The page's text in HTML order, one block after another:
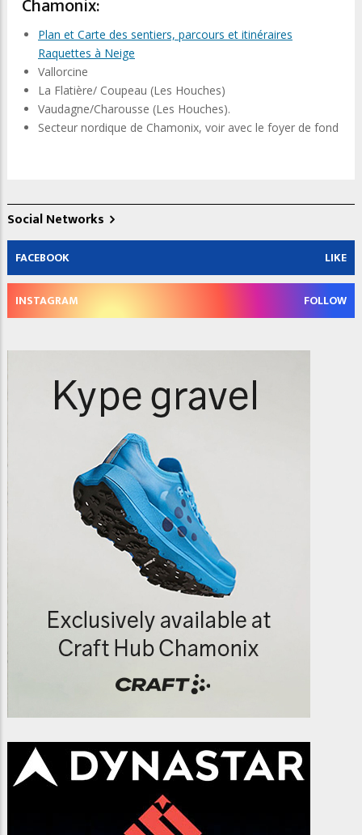
Plan et Carte des sentiers, parcours et itinéraires
Raquettes à Neige
Vallorcine
La Flatière/ Coupeau (Les Houches)
Vaudagne/Charousse (Les Houches).
Secteur nordique de Chamonix, voir avec le foyer de fond
Social Networks
FACEBOOK LIKE
INSTAGRAM FOLLOW